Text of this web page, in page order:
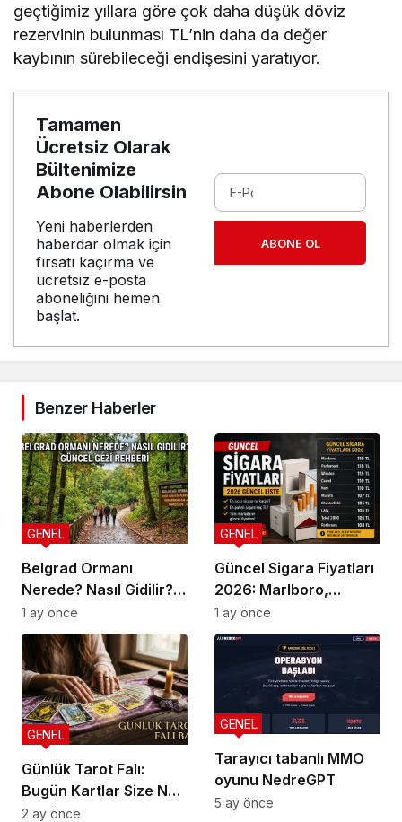
geçtiğimiz yıllara göre çok daha düşük döviz
rezervinin bulunması TL’nin daha da değer
kaybının sürebileceği endişesini yaratıyor.
Tamamen
Ücretsiz Olarak
Bültenimize
Abone Olabilirsin
Yeni haberlerden
haberdar olmak için
fırsatı kaçırma ve
ücretsiz e-posta
aboneliğini hemen
başlat.
ABONE OL
Benzer Haberler
Belgrad Ormanı
Nerede? Nasıl Gidilir?
Güncel Gezi Rehberi
GENEL
1 ay önce
Güncel Sigara Fiyatları
2026: Marlboro,
Parliament, Winston,
Camel ve Tüm Sigara
Markalarının Zamlı
Fiyat Listesi
GENEL
1 ay önce
Günlük Tarot Falı:
Bugün Kartlar Size Ne
Söylüyor?
GENEL
2 ay önce
Tarayıcı tabanlı MMO
oyunu NedreGPT
GENEL
5 ay önce